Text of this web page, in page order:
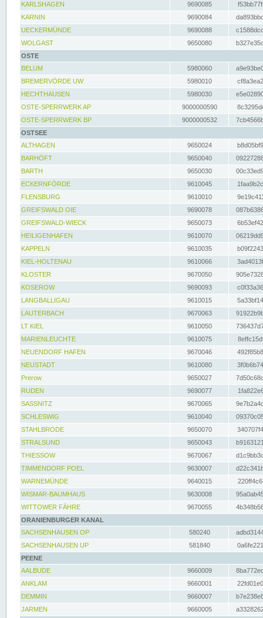
KARLSHAGEN
9690085
KARNIN
9690084
UECKERMÜNDE
9690088
WOLGAST
9650080
OSTE
BELUM
5980060
BREMERVÖRDE UW
5980010
HECHTHAUSEN
5980030
OSTE-SPERRWERK AP
9000000590
OSTE-SPERRWERK BP
9000000532
OSTSEE
ALTHAGEN
9650024
BARHÖFT
9650040
BARTH
9650030
ECKERNFÖRDE
9610045
FLENSBURG
9610010
GREIFSWALD OIE
9690078
GREIFSWALD-WIECK
9650073
HEILIGENHAFEN
9610070
KAPPELN
9610035
KIEL-HOLTENAU
9610066
KLOSTER
9670050
KOSEROW
9690093
LANGBALLIGAU
9610015
LAUTERBACH
9670063
LT KIEL
9610050
MARIENLEUCHTE
9610075
NEUENDORF HAFEN
9670046
NEUSTADT
9610080
Prerow
9650027
RUDEN
9690077
SASSNITZ
9670065
SCHLESWIG
9610040
STAHLBRODE
9650070
STRALSUND
9650043
THIESSOW
9670067
TIMMENDORF POEL
9630007
WARNEMÜNDE
9640015
WISMAR-BAUMHAUS
9630008
WITTOWER FÄHRE
9670055
ORANIENBURGER KANAL
SACHSENHAUSEN OP
580240
SACHSENHAUSEN UP
581840
PEENE
AALBUDE
9660009
ANKLAM
9660001
DEMMIN
9660007
JARMEN
9660005